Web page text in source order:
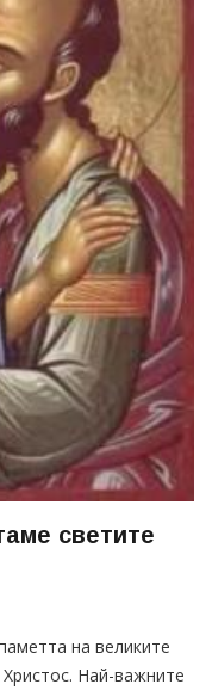
светите
на великите
Най-важните